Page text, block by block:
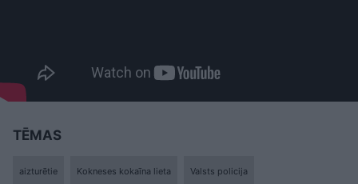
TĒMAS
aizturētie Kokneses kokaīna lieta Valsts policija